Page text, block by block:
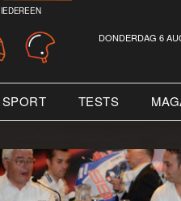
DONDERDAG 6
SPORT TESTS